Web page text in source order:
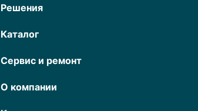
Решения
Каталог
Сервис и ремонт
О компании